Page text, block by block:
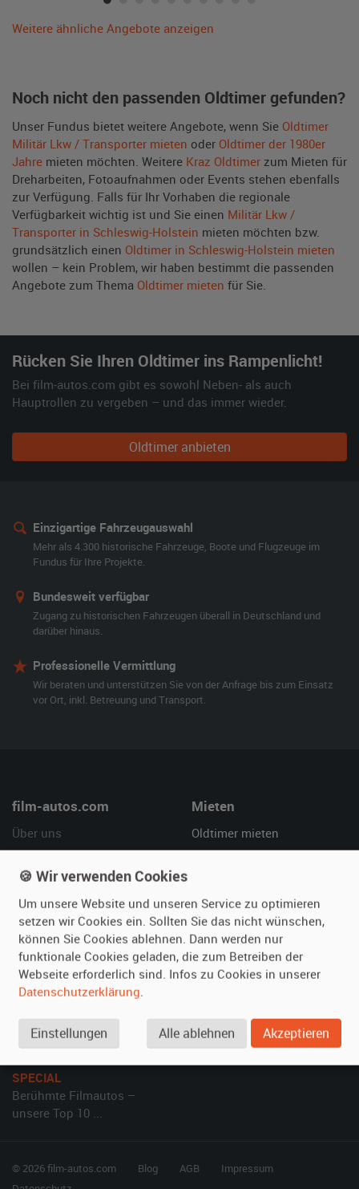
Weitere ähnliche Angebote anzeigen
Noch nicht den passenden Oldtimer gefunden?
Unser Fundus bietet weitere Angebote, wenn Sie Oldtimer
Militär Lkw / Transporter mieten oder Oldtimer der 1980er
Jahre mieten möchten. Weitere Kraz Oldtimer zum Mieten für
Dreharbeiten, Fotoaufnahmen oder Events stehen ebenfalls
zur Verfügung. Falls für Ihr Vorhaben die regionale
Verfügbarkeit wichtig ist und Sie einen Militär Lkw /
Transporter in Schleswig-Holstein mieten möchten bzw.
grundsätzlich einen Oldtimer in Schleswig-Holstein mieten
wollen – kein Problem, wir haben bestimmt die passenden
Angebote zum Thema Oldtimer mieten für Sie.
Rücken Sie Ihren Oldtimer ins Rampenlicht!
Bei film-autos.com gibt es sowohl Neben- als auch
Hauptrollen zu vergeben – und das immer wieder.
Oldtimer anbieten
Einzigartige Fahrzeugauswahl
Mehr als 4.300 historische Fahrzeuge, Boote und Flugzeuge im
Fundus für Ihre Projekte.
Bundesweit verfügbar
Zugang zu historischen Fahrzeugen überall in Deutschland und
darüber hinaus.
Professionelle Vermittlung
Wir beraten und unterstützen Sie von der Anfrage bis zum Einsatz
vor Ort, inkl. Betreuung und Transport.
film-autos.com
Über uns
Leistungen
Referenzen
Kundenmeinungen
Mieten
Oldtimer mieten
Erweiterte Suche
Service
Vermieten
Oldtimer anmelden
Fotos senden
Inserat verwalten
Hilfe
Häufige Fragen (FAQ)
SPECIAL
Berühmte Filmautos –
unsere Top 10 ...
© 2026 film-autos.com Blog AGB
Impressum
🍪 Wir verwenden Cookies
Um unsere Website und unseren Service zu optimieren
setzen wir Cookies ein. Sollten Sie das nicht wünschen,
können Sie Cookies ablehnen. Dann werden nur
funktionale Cookies geladen, die zum Betreiben der
Webseite erforderlich sind. Infos zu Cookies in unserer
Datenschutzerklärung.
Einstellungen Alle ablehnen Akzeptieren